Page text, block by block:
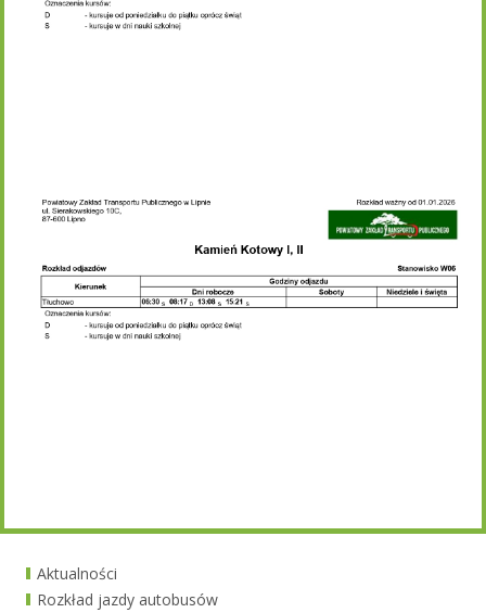
Aktualności
Rozkład jazdy autobusów